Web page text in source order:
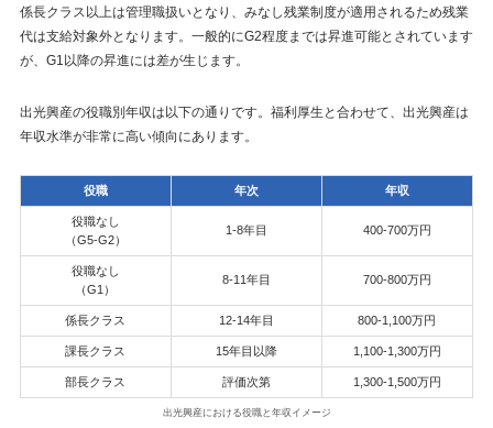
係長クラス以上は管理職扱いとなり、みなし残業制度が適用されるため残業
代は支給対象外となります。一般的にG2程度までは昇進可能とされています
が、G1以降の昇進には差が生じます。
出光興産の役職別年収は以下の通りです。福利厚生と合わせて、出光興産は
年収水準が非常に高い傾向にあります。
役職 年次 年収
役職なし
（G5-G2）
1-8年目 400-700万円
役職なし
（G1）
8-11年目 700-800万円
係長クラス 12-14年目 800-1,100万円
課長クラス 15年目以降 1,100-1,300万円
部長クラス 評価次第 1,300-1,500万円
出光興産における役職と年収イメージ